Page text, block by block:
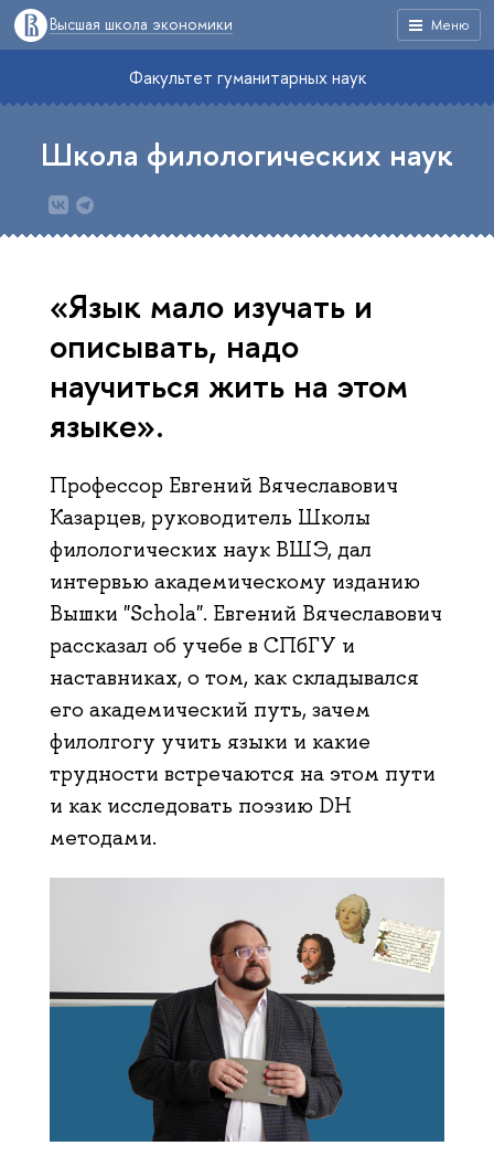
Меню
Высшая школа экономики
Факультет гуманитарных наук
Школа филологических наук
«Язык мало изучать и
описывать, надо
научиться жить на этом
языке».
Профессор Евгений Вячеславович
Казарцев, руководитель Школы
филологических наук ВШЭ, дал
интервью академическому изданию
Вышки "Schola". Евгений Вячеславович
рассказал об учебе в СПбГУ и
наставниках, о том, как складывался
его академический путь, зачем
филолгогу учить языки и какие
трудности встречаются на этом пути
и как исследовать поэзию DH
методами.